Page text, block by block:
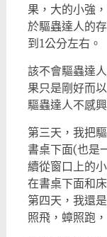
果，大的小強
於驅蟲達人的
到1公分左右。
該不會驅蟲達
果只是剛好而
驅蟲達人不感
第三天，我把
書桌下面(也是
續從窗口上的
在書桌下面和
第四天，我還
照飛，蟑照跑